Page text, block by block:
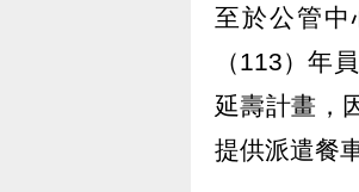
至於公管中
（113）年
延壽計畫，
提供派遣餐